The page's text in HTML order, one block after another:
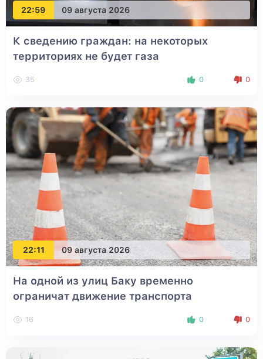
22:59 09 августа 2026
К сведению граждан: на некоторых
территориях не будет газа
35 0 0
22:11 09 августа 2026
На одной из улиц Баку временно
ограничат движение транспорта
16 0 0